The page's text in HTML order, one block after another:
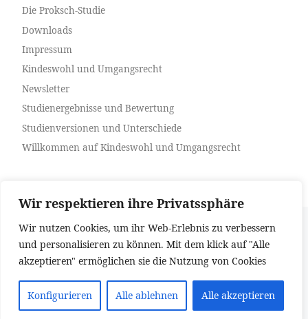
Wir respektieren ihre Privatssphäre
Wir nutzen Cookies, um ihr Web-Erlebnis zu verbessern
und personalisieren zu können. Mit dem klick auf "Alle
akzeptieren" ermöglichen sie die Nutzung von Cookies
Konfigurieren Alle ablehnen Alle akzeptieren
Die Proksch-Studie
Downloads
Impressum
Kindeswohl und Umgangsrecht
Newsletter
Studienergebnisse und Bewertung
Studienversionen und Unterschiede
Willkommen auf Kindeswohl und Umgangsrecht
© 2026Kindeswohl und Umgangsrecht– Alle Rechte
vorbehalten
Präsentiert vonWP– Entworfen mit demCustomizr-Theme